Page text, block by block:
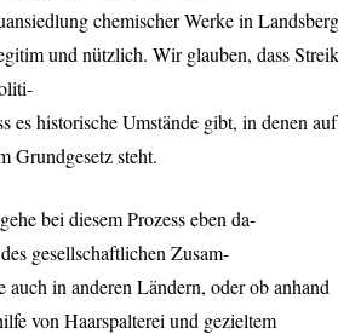
chemischer Werke in
und nützlich. Wir glauben, dass
es historische Umstände gibt, in denen auf
Grundgesetz steht.
bei diesem Prozess eben da-
gesellschaftlichen Zusam-
in anderen Ländern, oder ob anhand
von Haarspalterei und gezieltem